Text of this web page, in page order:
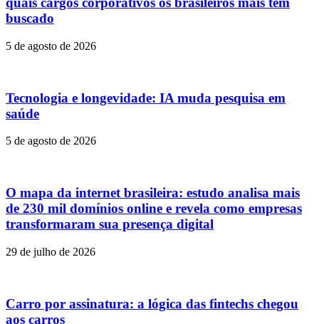
buscado
5 de agosto de 2026
Tecnologia e longevidade: IA muda pesquisa em
saúde
5 de agosto de 2026
O mapa da internet brasileira: estudo analisa mais
de 230 mil domínios online e revela como empresas
transformaram sua presença digital
29 de julho de 2026
Carro por assinatura: a lógica das fintechs chegou
aos carros